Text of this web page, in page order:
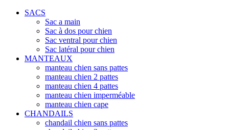
SACS
Sac a main
Sac à dos pour chien
Sac ventral pour chien
Sac latéral pour chien
MANTEAUX
manteau chien sans pattes
manteau chien 2 pattes
manteau chien 4 pattes
manteau chien imperméable
manteau chien cape
CHANDAILS
chandail chien sans pattes